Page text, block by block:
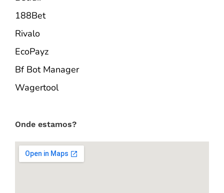
188Bet
Rivalo
EcoPayz
Bf Bot Manager
Wagertool
Onde estamos?